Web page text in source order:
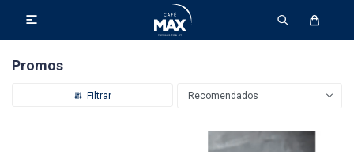

Promos
Recomendados